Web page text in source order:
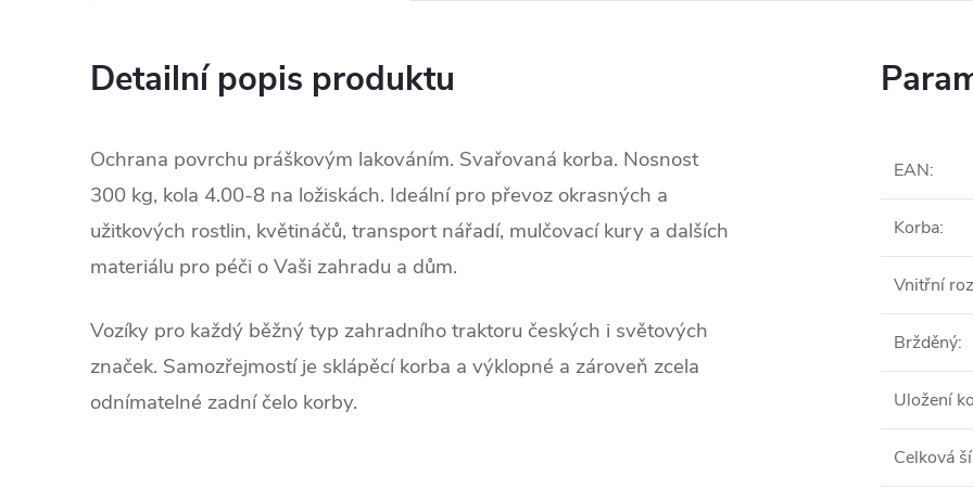
Detailní popis produktu
Ochrana povrchu práškovým lakováním. Svařovaná korba. Nosnost
300 kg, kola 4.00-8 na ložiskách. Ideální pro převoz okrasných a
užitkových rostlin, květináčů, transport nářadí, mulčovací kury a dalších
materiálu pro péči o Vaši zahradu a dům.
Vozíky pro každý běžný typ zahradního traktoru českých i světových
značek. Samozřejmostí je sklápěcí korba a výklopné a zároveň zcela
odnímatelné zadní čelo korby.
EAN:
Korba:
Vnitřní
Bržděný:
Uložení
Celková